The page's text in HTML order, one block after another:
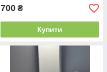
700 ₴
Купити